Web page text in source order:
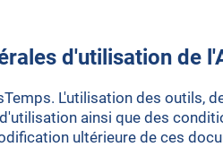
d'utilisation de
L'utilisation des outils,
ainsi que des
ultérieure de ces